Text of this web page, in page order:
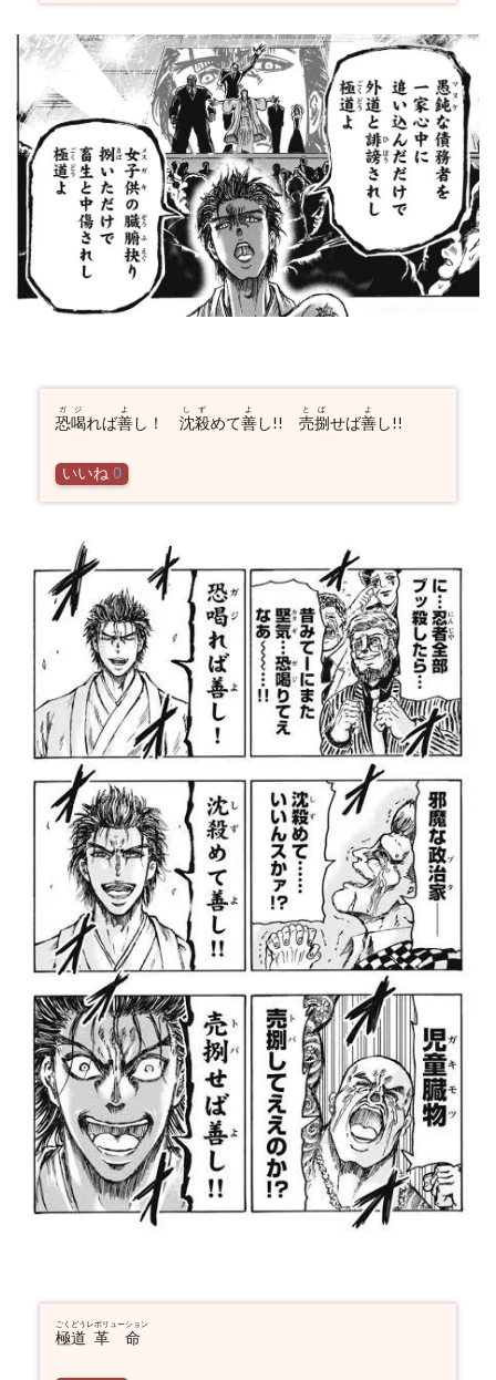
恐喝
ガジ
れば善
よ
し！ 沈殺
しず
めて善
よ
し!! 売捌
とば
せば善
よ
し!!
いいね 0
極道
ごくどう
革命
レボリューション